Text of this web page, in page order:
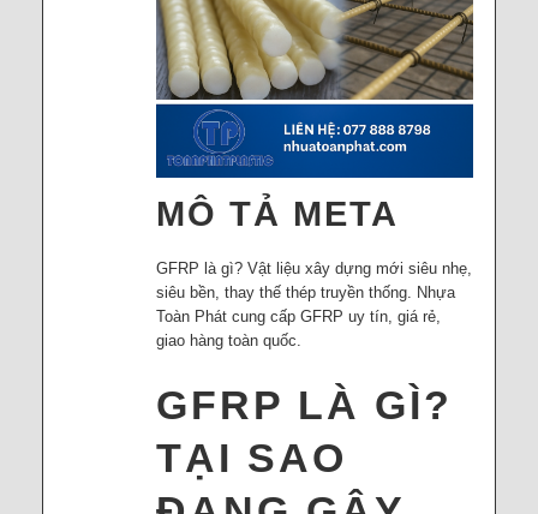
MÔ TẢ META
GFRP là gì? Vật liệu xây dựng mới siêu nhẹ,
siêu bền, thay thế thép truyền thống. Nhựa
Toàn Phát cung cấp GFRP uy tín, giá rẻ,
giao hàng toàn quốc.
GFRP LÀ GÌ?
TẠI SAO